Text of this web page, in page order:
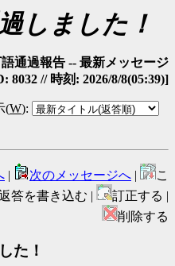
しました！
通過報告 -- 最新メッセージ
8032 // 時刻: 2026/8/8(05:39)]
(W):
| 次のメッセージへ |
こ
答を書き込む |
訂正する |
削除する
た！